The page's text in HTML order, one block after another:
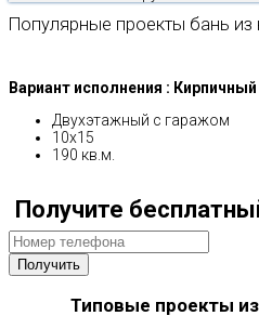
Популярные проекты бань из
Вариант исполнения :
Двухэтажный с гаражом
10х15
190 кв.м.
Получите
Типовые проекты